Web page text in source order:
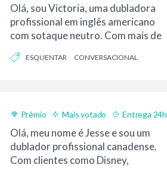
Olá, sou Victoria, uma dubladora
profissional em inglês americano
com sotaque neutro. Com mais de
ESQUENTAR CONVERSACIONAL
Prêmio Mais votado Entrega 24h
Olá, meu nome é Jesse e sou um
dublador profissional canadense.
Com clientes como Disney,